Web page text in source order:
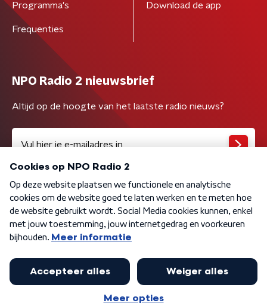
Programma's
Frequenties
Download de app
NPO Radio 2 nieuwsbrief
Altijd op de hoogte van het laatste radio nieuws?
Algemene voorwaarden